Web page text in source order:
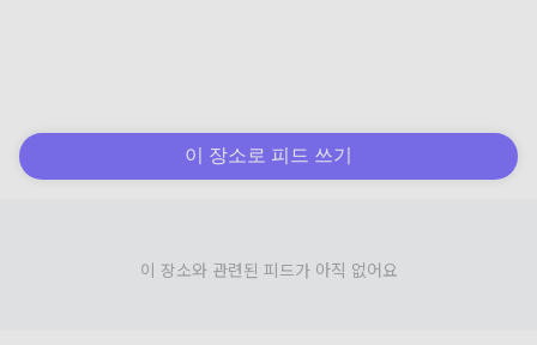
이 장소로 피드 쓰기
이 장소와 관련된 피드가 아직 없어요